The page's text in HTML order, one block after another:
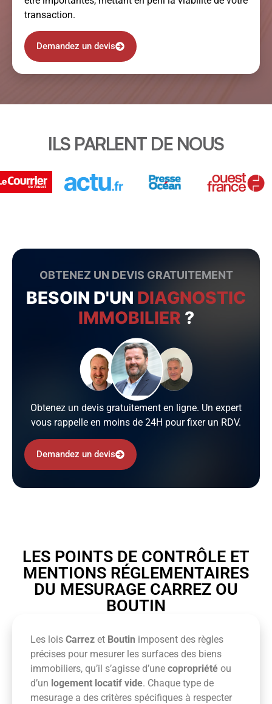
transaction.
Demandez un devis
ILS PARLENT DE NOUS
OBTENEZ UN DEVIS GRATUITEMENT
BESOIN D'UN DIAGNOSTIC
IMMOBILIER ?
Obtenez un devis gratuitement en ligne. Un expert
vous rappelle en moins de 24H pour fixer un RDV.
Demandez un devis
LES POINTS DE CONTRÔLE ET
MENTIONS RÉGLEMENTAIRES
DU MESURAGE CARREZ OU
BOUTIN
Les lois Carrez et Boutin imposent des règles
précises pour mesurer les surfaces des biens
immobiliers, qu’il s’agisse d’une copropriété ou
d’un logement locatif vide. Chaque type de
mesurage a des critères spécifiques à respecter